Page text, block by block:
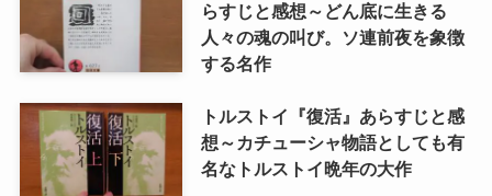
らすじと感想～どん底に生きる
人々の魂の叫び。ソ連前夜を象徴
する名作
トルストイ『復活』あらすじと感
想～カチューシャ物語としても有
名なトルストイ晩年の大作